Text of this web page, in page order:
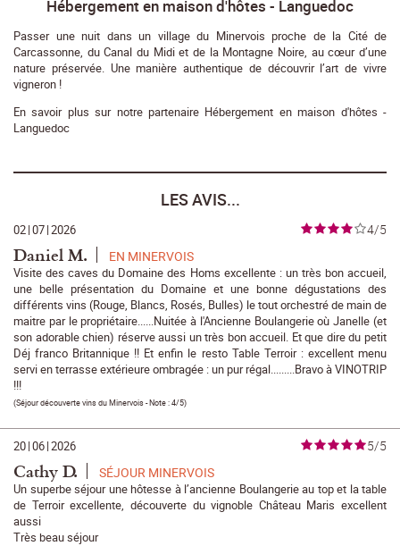
Hébergement en maison d'hôtes - Languedoc
Passer une nuit dans un village du Minervois proche de la Cité de
Carcassonne, du Canal du Midi et de la Montagne Noire, au cœur d’une
nature préservée. Une manière authentique de découvrir l’art de vivre
vigneron !
En savoir plus sur notre partenaire Hébergement en maison d'hôtes -
Languedoc
LES AVIS...
02|07|2026 4/5
Daniel M. EN MINERVOIS
Visite des caves du Domaine des Homs excellente : un très bon accueil,
une belle présentation du Domaine et une bonne dégustations des
différents vins (Rouge, Blancs, Rosés, Bulles) le tout orchestré de main de
maitre par le propriétaire......Nuitée à l'Ancienne Boulangerie où Janelle (et
son adorable chien) réserve aussi un très bon accueil. Et que dire du petit
Déj franco Britannique !! Et enfin le resto Table Terroir : excellent menu
servi en terrasse extérieure ombragée : un pur régal.........Bravo à VINOTRIP
!!!
(Séjour découverte vins du Minervois- Note :4/5)
20|06|2026 5/5
Cathy D. SÉJOUR MINERVOIS
Un superbe séjour une hôtesse à l’ancienne Boulangerie au top et la table
de Terroir excellente, découverte du vignoble Château Maris excellent
aussi
Très beau séjour